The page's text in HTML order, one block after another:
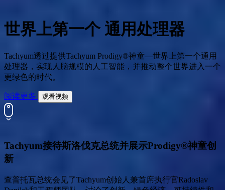
世界上第一个 通用处理器
Tachyum透过提供Tachyum Prodigy®神童—世界上第一个通用
处理器，实现人脑规模的人工智能，并推动整个世界进入一个
更绿色的时代。
阅读更多 观看视频
Tachyum接待斯洛伐克总统并展示Prodigy®神童创
新
查普托瓦总统会见了Tachyum创始人兼首席执行官Radoslav